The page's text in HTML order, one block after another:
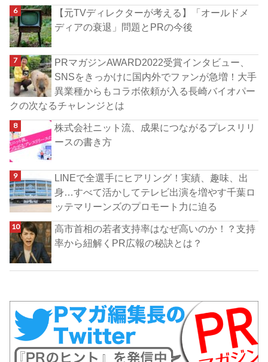
【元TVディレクターが考える】「オールドメ
ディアの衰退」問題とPRの今後
PRマガジンAWARD2022受賞インタビュー、
SNSをきっかけに国内外でファンが急増！大手
異業種からもコラボ依頼が入る長崎バイオパー
クの次なるチャレンジとは
株式会社ニット流、成果につながるプレスリリ
ースの書き方
LINEで全選手にヒアリング！実績、趣味、出
身…すべて活かしてテレビ出演を増やす千葉ロ
ッテマリーンズのプロモート力に迫る
高市首相の若者支持率はなぜ高いのか！？支持
率から紐解くPR広報の秘訣とは？